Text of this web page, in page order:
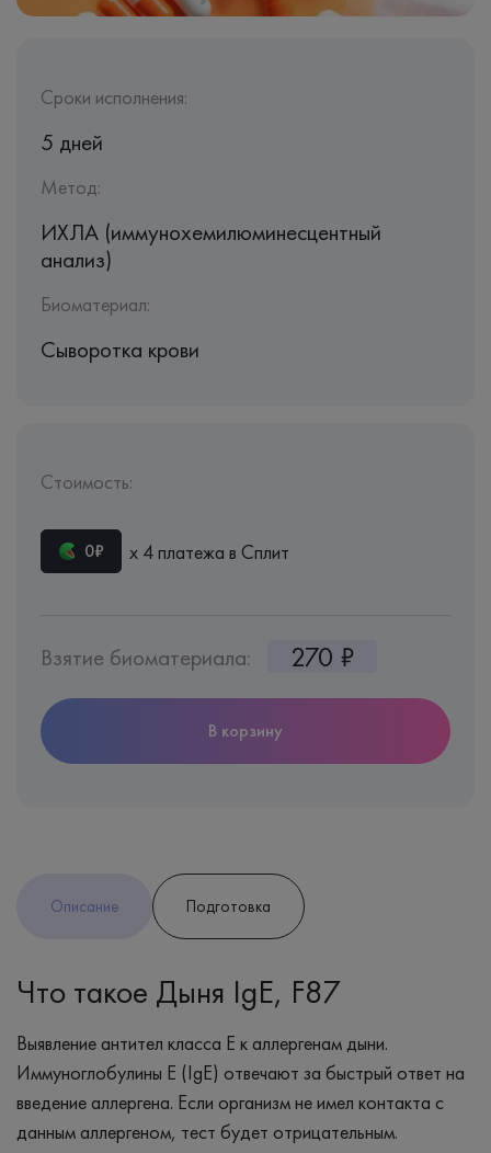
Сроки исполнения:
5 дней
Метод:
ИХЛА (иммунохемилюминесцентный
анализ)
Биоматериал:
Сыворотка крови
Стоимость:
0₽ х 4 платежа в Сплит
Взятие биоматериала: 270 ₽
В корзину
Описание Подготовка
Что такое Дыня IgE, F87
Выявление антител класса Е к аллергенам дыни.
Иммуноглобулины Е (IgE) отвечают за быстрый ответ на
введение аллергена. Если организм не имел контакта с
данным аллергеном, тест будет отрицательным.